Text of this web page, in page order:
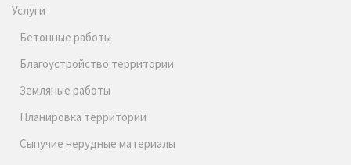
Услуги
Бетонные работы
Благоустройство территории
Земляные работы
Планировка территории
Сыпучие нерудные материалы